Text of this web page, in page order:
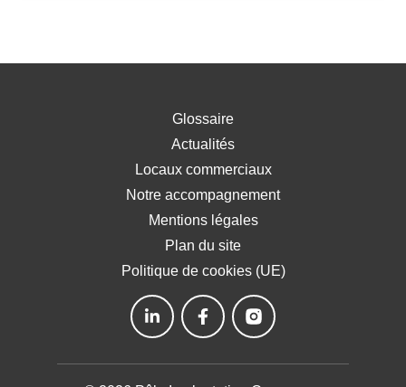
Glossaire
Actualités
Locaux commerciaux
Notre accompagnement
Mentions légales
Plan du site
Politique de cookies (UE)